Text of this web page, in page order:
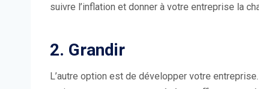
suivre l’inflation et donner à votre entreprise la
2. Grandir
L’autre option est de développer votre